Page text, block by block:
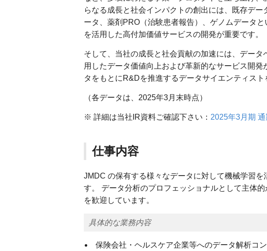
らなる成長と社会インパクトの創出には、既存デ
ータ、薬剤PRO（治験患者報告）、ゲノムデータ
を活用した高付加価値サービスの開発が重要です。
そして、当社の成長と社会貢献の加速には、デー
用したデータ価値向上および革新的なサービス開
タをもとにR&Dを推進するデータサイエンティスト
（各データは、2025年3月末時点）
※ 詳細は当社IR資料ご確認下さい： 2025年3月期
仕事内容
JMDC の保有する様々なデータに対して機械学習
す。 データ分析のプロフェッショナルとして主体
を歓迎しています。
具体的な業務内容
保険会社・ヘルスケア企業等へのデータ解析コ